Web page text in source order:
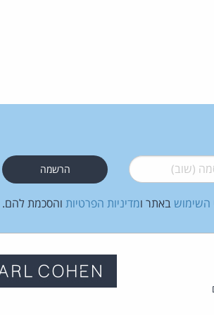
(שוב)*
השימוש באתר ומדיניות הפרטיות והסכמת להם.